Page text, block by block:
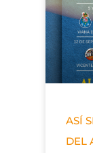
ASÍ
DEL